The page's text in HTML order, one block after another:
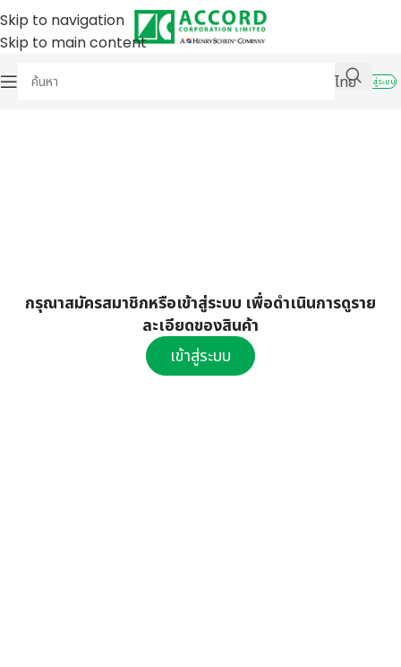
Skip to navigation
Skip to main content
ไทย
เข้าสู่ระบบ
กรุณาสมัครสมาชิกหรือเข้าสู่ระบบ เพื่อดำเนินการดูราย
ละเอียดของสินค้า
เข้าสู่ระบบ